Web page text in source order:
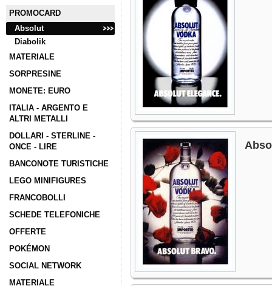
PROMOCARD
Absolut
Diabolik
MATERIALE
SORPRESINE
MONETE: EURO
ITALIA - ARGENTO E
ALTRI METALLI
DOLLARI - STERLINE -
ONCE - LIRE
BANCONOTE TURISTICHE
LEGO MINIFIGURES
FRANCOBOLLI
SCHEDE TELEFONICHE
OFFERTE
POKÉMON
SOCIAL NETWORK
MATERIALE